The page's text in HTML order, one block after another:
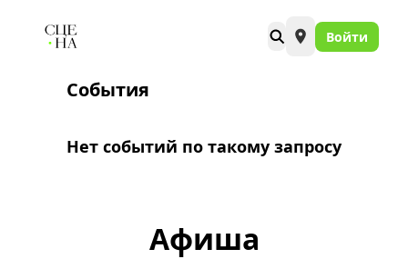
Войти
События
Нет событий по такому запросу
Афиша